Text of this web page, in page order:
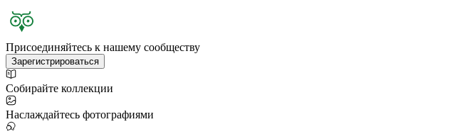
Присоединяйтесь к нашему сообществу
Зарегистрироваться
Собирайте коллекции
Наслаждайтесь фотографиями